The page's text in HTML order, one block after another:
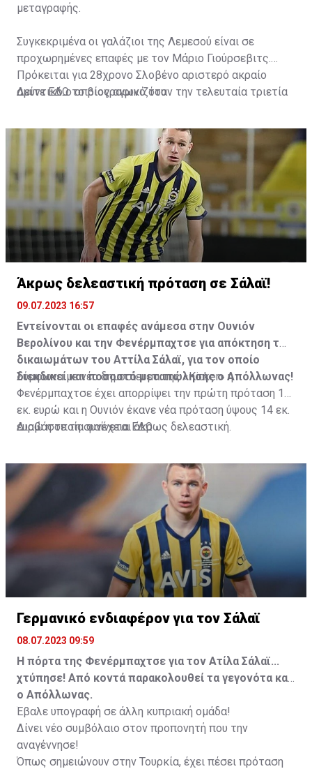
μεταγραφής.
Συγκεκριμένα οι γαλάζιοι της Λεμεσού είναι σε
προχωρημένες επαφές με τον Μάριο Γιούρσεβιτς.
Πρόκειται για 28χρονο Σλοβένο αριστερό ακραίο
αμυντικό ο οποίος αγωνιζόταν την τελευταία τριετία
ΔείτεΕΔΩτο βιογραφικό του
Άκρως δελεαστική πρόταση σε Σάλαϊ!
09.07.2023 16:57
Εντείνονται οι επαφές ανάμεσα στην Ουνιόν
Βερολίνου και την Φενέρμπαχτσε για απόκτηση των
δικαιωμάτων του Αττίλα Σάλαϊ, για τον οποίο
διεκδικεί και ποσοστό μεταπώλησης ο Απόλλωνας!
Σύμφωνα με νέο δημοσίευμα της «Kicker» η
Φενέρμπαχτσε έχει απορρίψει την πρώτη πρόταση 12
εκ. ευρώ και η Ουνιόν έκανε νέα πρόταση ύψους 14 εκ.
ευρώ η οποία φαίνεται άκρως δελεαστική.
Διαβάστε τη συνέχειαΕΔΩ
Γερμανικό ενδιαφέρον για τον Σάλαϊ
08.07.2023 09:59
Η πόρτα της Φενέρμπαχτσε για τον Ατίλα Σάλαϊ...
χτύπησε! Από κοντά παρακολουθεί τα γεγονότα και
ο Απόλλωνας.
Έβαλε υπογραφή σε άλλη κυπριακή ομάδα!
Δίνει νέο συμβόλαιο στον προπονητή που την
αναγέννησε!
Όπως σημειώνουν στην Τουρκία, έχει πέσει πρόταση